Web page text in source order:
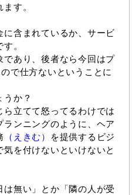
す。
含まれているか、サービ
。
であり、後者なら今回はプ
で仕方ないということに
か？
立てて怒ってるわけでは
ンニングのように、ヘア
（えきむ）
を提供するビジ
を付けないといけないと
は無い」とか「隣の人が受